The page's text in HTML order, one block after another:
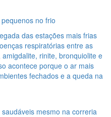
no frio
das estações mais frias
respiratórias entre as
rinite, bronquiolite e
acontece porque o ar mais
fechados e a queda na
mesmo na correria